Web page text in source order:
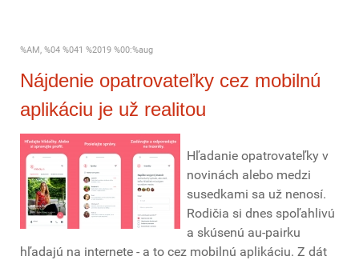
%AM, %04 %041 %2019 %00:%aug
Nájdenie opatrovateľky cez mobilnú
aplikáciu je už realitou
Hľadanie opatrovateľky v
novinách alebo medzi
susedkami sa už nenosí.
Rodičia si dnes spoľahlivú
a skúsenú au-pairku
hľadajú na internete - a to cez mobilnú aplikáciu. Z dát